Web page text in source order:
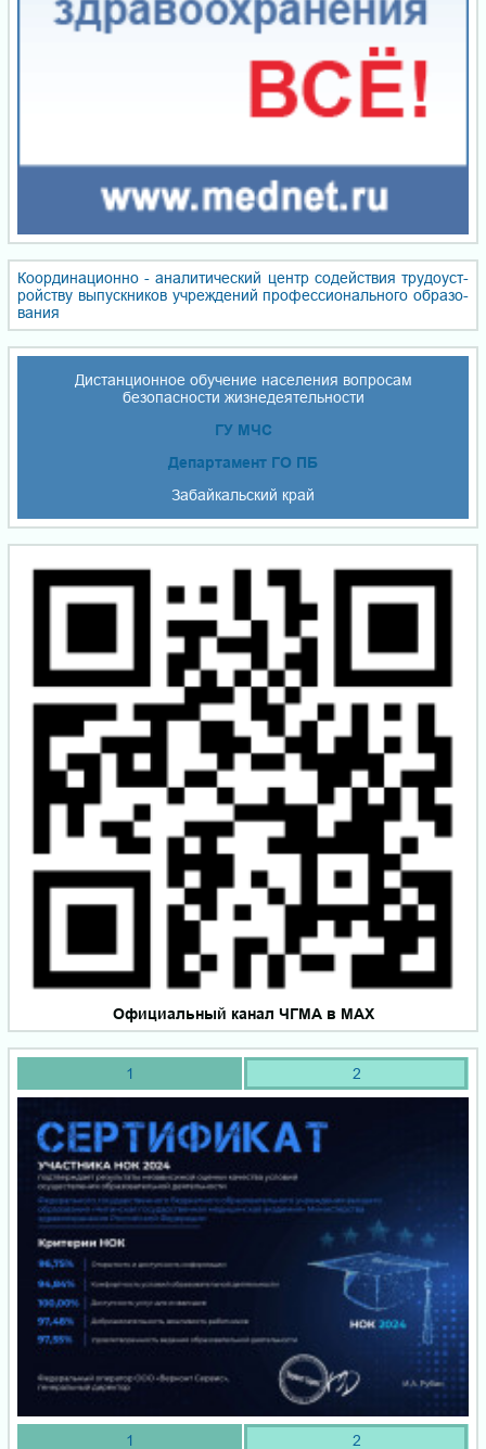
Координационно - ана­ли­ти­чес­кий центр со­дей­ствия тру­до­уст­
ройст­ву вы­пуск­ни­ков уч­реж­де­ний про­фес­сио­наль­но­го об­ра­зо­
ва­ния
Дистанционное обучение населения вопросам
безопасности жизнедеятельности
ГУ МЧС
Департамент ГО ПБ
Забайкальский край
Официальный канал ЧГМА в MAX
1 2
1 2